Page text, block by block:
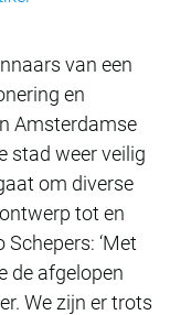
van een
en
Amsterdamse
stad weer veilig
om diverse
tot en
‘Met
de afgelopen
We zijn er trots